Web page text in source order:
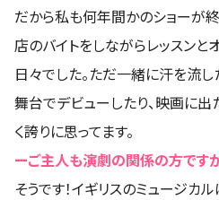
だから私も何年間かのショーが
店のバイトをしながらレッスンと
日々でした。ただ一緒に汗を流
舞台でデビューしたり、映画に出
く誇りに思ってます。
ーご主人も演劇の関係の方です
そうです！イギリスのミュージカ